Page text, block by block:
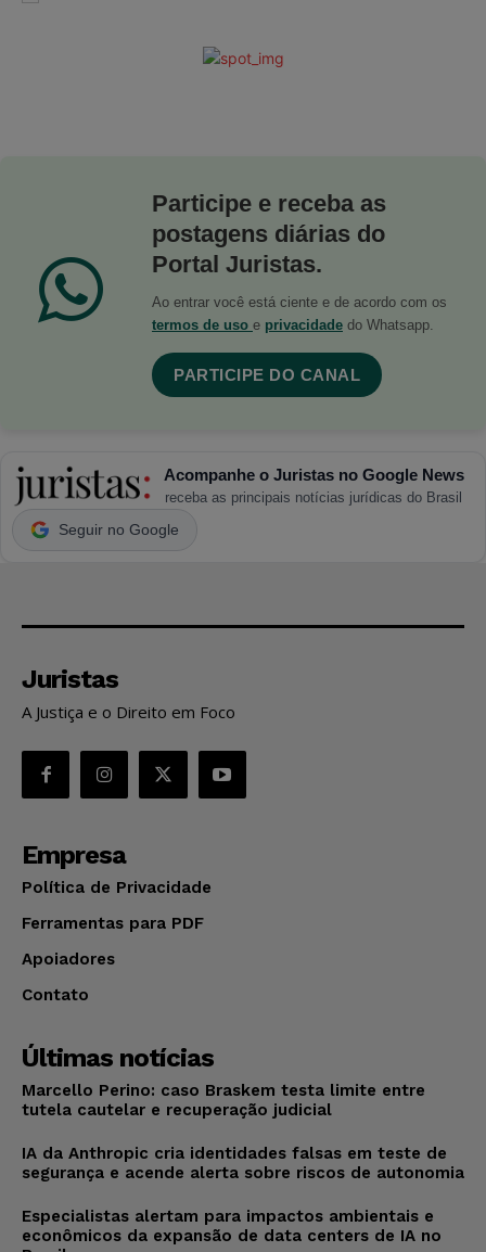
Participe e receba as
postagens diárias do
Portal Juristas.
Ao entrar você está ciente e de acordo com os
termos de uso e privacidade do Whatsapp.
PARTICIPE DO CANAL
Acompanhe o Juristas no Google News
receba as principais notícias jurídicas do Brasil
Seguir no Google
Juristas
A Justiça e o Direito em Foco
Empresa
Política de Privacidade
Ferramentas para PDF
Apoiadores
Contato
Últimas notícias
Marcello Perino: caso Braskem testa limite entre
tutela cautelar e recuperação judicial
IA da Anthropic cria identidades falsas em teste de
segurança e acende alerta sobre riscos de autonomia
Especialistas alertam para impactos ambientais e
econômicos da expansão de data centers de IA no